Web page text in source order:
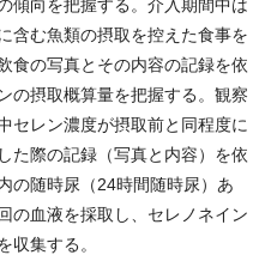
傾向を把握する。介入期間中は
含む魚類の摂取を控えた食事を
食の写真とその内容の記録を依
の摂取概算量を把握する。観察
セレン濃度が摂取前と同程度に
た際の記録（写真と内容）を依
の随時尿（24時間随時尿）あ
の血液を採取し、セレノネイン
収集する。